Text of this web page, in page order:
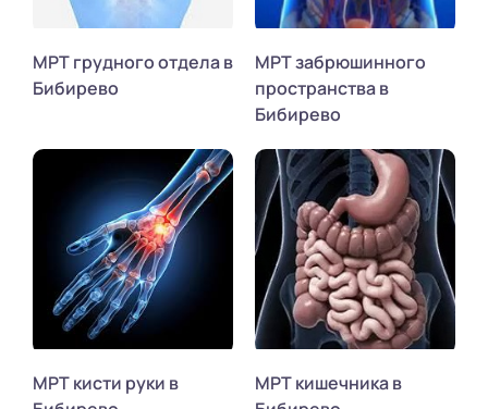
МРТ грудного отдела в
Бибирево
МРТ забрюшинного
пространства в
Бибирево
МРТ кисти руки в
МРТ кишечника в